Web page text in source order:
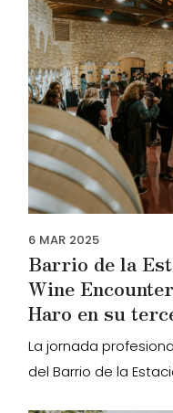
6 MAR 2025
Barrio de la
Wine
Haro en su
La jornada
del Barrio de la